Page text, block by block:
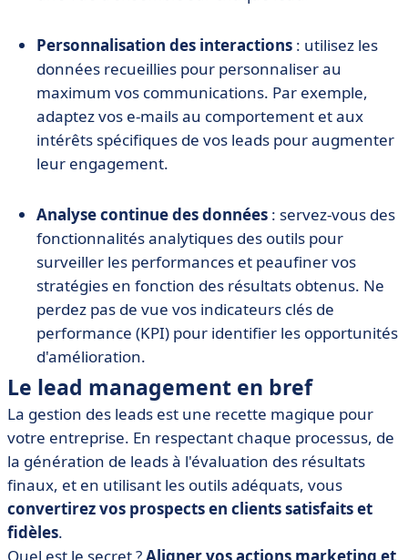
Personnalisation des interactions : utilisez les
données recueillies pour personnaliser au
maximum vos communications. Par exemple,
adaptez vos e-mails au comportement et aux
intérêts spécifiques de vos leads pour augmenter
leur engagement.
Analyse continue des données : servez-vous des
fonctionnalités analytiques des outils pour
surveiller les performances et peaufiner vos
stratégies en fonction des résultats obtenus. Ne
perdez pas de vue vos indicateurs clés de
performance (KPI) pour identifier les opportunités
d'amélioration.
Le lead management en bref
La gestion des leads est une recette magique pour
votre entreprise. En respectant chaque processus, de
la génération de leads à l'évaluation des résultats
finaux, et en utilisant les outils adéquats, vous
convertirez vos prospects en clients satisfaits et
fidèles.